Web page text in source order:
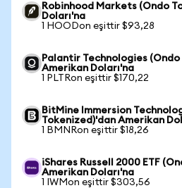
Robinhood Markets (Ondo
Doları'na
1 HOODon eşittir $93,28
Palantir Technologies
Amerikan Doları'na
1 PLTRon eşittir $170,22
BitMine Immersion
Tokenized)'dan Amerikan
1 BMNRon eşittir $18,26
iShares Russell 2000 ETF
Amerikan Doları'na
1 IWMon eşittir $303,56